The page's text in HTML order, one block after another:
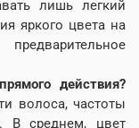
лишь легкий
яркого цвета на
действия?
волоса, частоты
В среднем, цвет